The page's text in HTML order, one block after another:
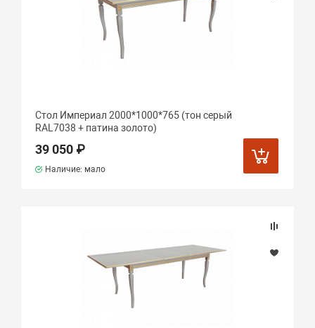
Стол Империал 2000*1000*765 (тон серый
RAL7038 + патина золото)
39 050 ₽
Наличие: мало